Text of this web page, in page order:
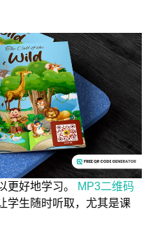
更好地学习。
MP3二维码
学生随时听取，尤其是课